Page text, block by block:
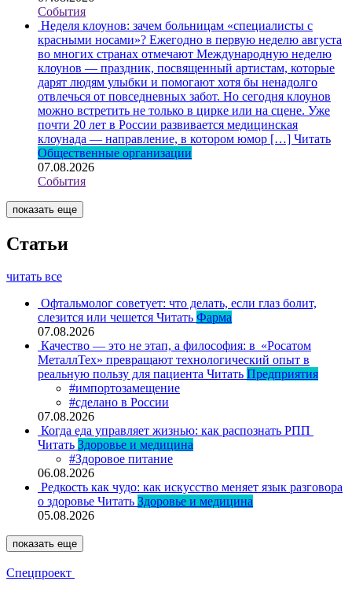
События
Неделя клоунов: зачем больницам «специалисты с
красными носами»? Ежегодно в первую неделю августа
во многих странах отмечают Международную неделю
клоунов — праздник, посвященный артистам, которые
дарят людям улыбки и помогают хотя бы ненадолго
отвлечься от повседневных забот. Но сегодня клоунов
можно встретить не только в цирке или на сцене. Уже
почти 20 лет в России развивается медицинская
клоунада — направление, в котором юмор […] Читать
Общественные организации
07.08.2026
События
показать еще
Статьи
читать все
Офтальмолог советует: что делать, если глаз болит,
слезится или чешется Читать Фарма
07.08.2026
Качество — это не этап, а философия: в «Росатом
МеталлТех» превращают технологический опыт в
реальную пользу для пациента Читать Предприятия
#импортозамещение
#сделано в России
07.08.2026
Когда еда управляет жизнью: как распознать РПП
Читать Здоровье и медицина
#Здоровое питание
06.08.2026
Редкость как чудо: как искусство меняет язык разговора
о здоровье Читать Здоровье и медицина
05.08.2026
показать еще
Спецпроект